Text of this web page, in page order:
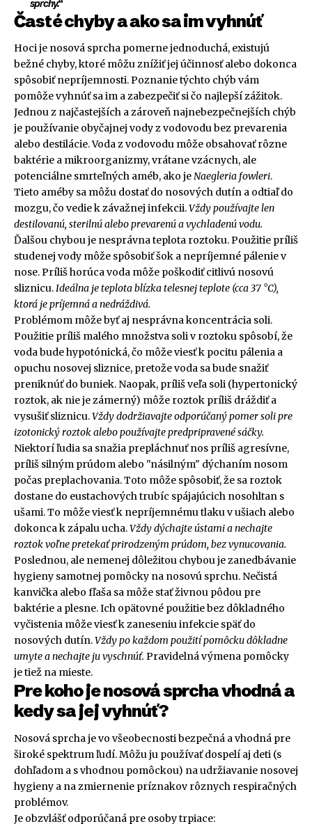
sprchy.“
Časté chyby a ako sa im vyhnúť
Hoci je nosová sprcha pomerne jednoduchá, existujú
bežné chyby, ktoré môžu znížiť jej účinnosť alebo dokonca
spôsobiť nepríjemnosti. Poznanie týchto chýb vám
pomôže vyhnúť sa im a zabezpečiť si čo najlepší zážitok.
Jednou z najčastejších a zároveň najnebezpečnejších chýb
je používanie obyčajnej vody z vodovodu bez prevarenia
alebo destilácie. Voda z vodovodu môže obsahovať rôzne
baktérie a mikroorganizmy, vrátane vzácnych, ale
potenciálne smrteľných améb, ako jeNaegleria fowleri.
Tieto améby sa môžu dostať do nosových dutín a odtiaľ do
mozgu, čo vedie k závažnej infekcii.Vždy používajte len
destilovanú, sterilnú alebo prevarenú a vychladenú vodu.
Ďalšou chybou je nesprávna teplota roztoku. Použitie príliš
studenej vody môže spôsobiť šok a nepríjemné pálenie v
nose. Príliš horúca voda môže poškodiť citlivú nosovú
sliznicu.Ideálna je teplota blízka telesnej teplote (cca 37 °C),
ktorá je príjemná a nedráždivá.
Problémom môže byť aj nesprávna koncentrácia soli.
Použitie príliš malého množstva soli v roztoku spôsobí, že
voda bude hypotónická, čo môže viesť k pocitu pálenia a
opuchu nosovej sliznice, pretože voda sa bude snažiť
preniknúť do buniek. Naopak, príliš veľa soli (hypertonický
roztok, ak nie je zámerný) môže roztok príliš dráždiť a
vysušiť sliznicu.Vždy dodržiavajte odporúčaný pomer soli pre
izotonický roztok alebo používajte predpripravené sáčky.
Niektorí ľudia sa snažia prepláchnuť nos príliš agresívne,
príliš silným prúdom alebo "násilným" dýchaním nosom
počas preplachovania. Toto môže spôsobiť, že sa roztok
dostane do eustachových trubíc spájajúcich nosohltan s
ušami. To môže viesť k nepríjemnému tlaku v ušiach alebo
dokonca k zápalu ucha.Vždy dýchajte ústami a nechajte
roztok voľne pretekať prirodzeným prúdom, bez vynucovania.
Poslednou, ale nemenej dôležitou chybou je zanedbávanie
hygieny samotnej pomôcky na nosovú sprchu. Nečistá
kanvička alebo fľaša sa môže stať živnou pôdou pre
baktérie a plesne. Ich opätovné použitie bez dôkladného
vyčistenia môže viesť k zaneseniu infekcie späť do
nosových dutín.Vždy po každom použití pomôcku dôkladne
umyte a nechajte ju vyschnúť. Pravidelná výmena pomôcky
je tiež na mieste.
Pre koho je nosová sprcha vhodná a
kedy sa jej vyhnúť?
Nosová sprcha je vo všeobecnosti bezpečná a vhodná pre
široké spektrum ľudí. Môžu ju používať dospelí aj deti (s
dohľadom a s vhodnou pomôckou) na udržiavanie nosovej
hygieny a na zmiernenie príznakov rôznych respiračných
problémov.
Je obzvlášť odporúčaná pre osoby trpiace: